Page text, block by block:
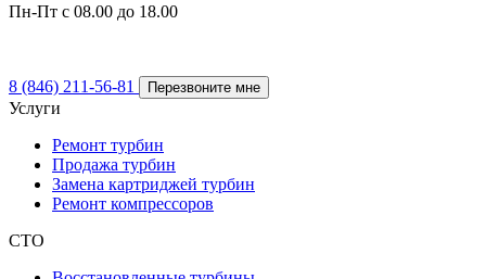
Пн-Пт с 08.00 до 18.00
8 (846) 211-56-81 Перезвоните мне
Услуги
Ремонт турбин
Продажа турбин
Замена картриджей турбин
Ремонт компрессоров
СТО